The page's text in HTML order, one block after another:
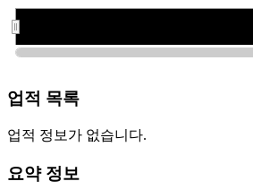
업적 목록
업적 정보가 없습니다.
요약 정보